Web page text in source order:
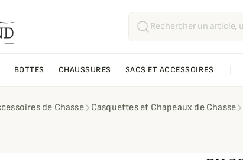
BOTTES CHAUSSURES SACS ET ACCESSOIRES
de Chasse Casquettes et Chapeaux de Chasse